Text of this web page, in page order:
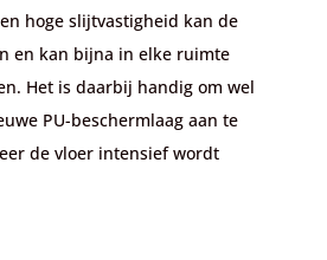
hoge slijtvastigheid kan de
en kan bijna in elke ruimte
Het is daarbij handig om wel
PU-beschermlaag aan te
de vloer intensief wordt